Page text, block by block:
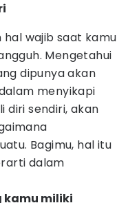
hal wajib saat kamu
Mengetahui
dipunya akan
menyikapi
diri sendiri, akan
Bagimu, hal itu
dalam
kamu miliki